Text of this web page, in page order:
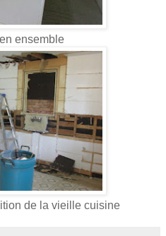
ensemble
de la vieille cuisine